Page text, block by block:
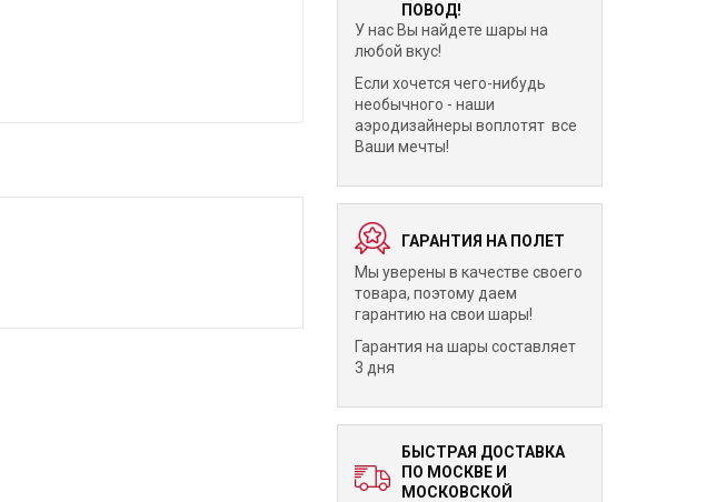
ПОВОД!
У нас Вы найдете шары на
любой вкус!
Если хочется чего-нибудь
необычного - наши
аэродизайнеры воплотят все
Ваши мечты!
ГАРАНТИЯ НА ПОЛЕТ
Мы уверены в качестве своего
товара, поэтому даем
гарантию на свои шары!
Гарантия на шары составляет
3 дня
БЫСТРАЯ ДОСТАВКА
ПО МОСКВЕ И
МОСКОВСКОЙ